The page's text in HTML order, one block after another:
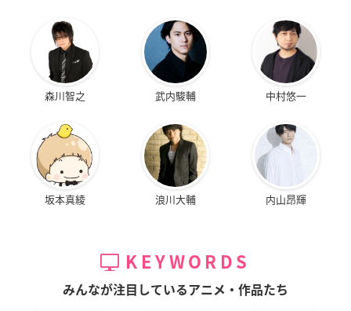
森川智之 武内駿輔 中村悠一
坂本真綾 浪川大輔 内山昂輝
KEYWORDS
みんなが注目しているアニメ・作品たち